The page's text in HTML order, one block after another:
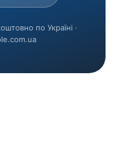
по Україні ·